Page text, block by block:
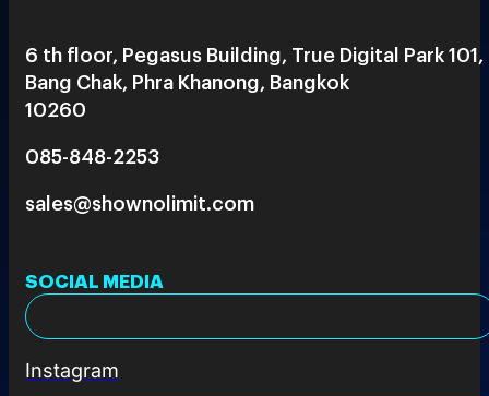
6 th floor, Pegasus Building, True Digital Park 101,
Bang Chak, Phra Khanong, Bangkok
10260
085-848-2253
sales@shownolimit.com
SOCIAL MEDIA
Instagram